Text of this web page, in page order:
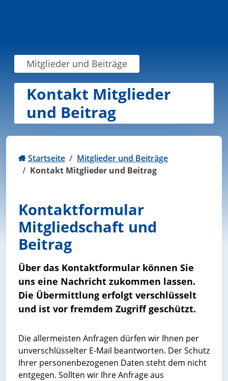
Mitglieder und Beiträge
Kontakt Mitglieder
und Beitrag
Startseite
Mitglieder und Beiträge
Kontakt Mitglieder und Beitrag
Kontaktformular
Mitgliedschaft und
Beitrag
Über das Kontaktformular können Sie
uns eine Nachricht zukommen lassen.
Die Übermittlung erfolgt verschlüsselt
und ist vor fremdem Zugriff geschützt.
Die allermeisten Anfragen dürfen wir Ihnen per
unverschlüsselter E-Mail beantworten. Der Schutz
Ihrer personenbezogenen Daten steht dem nicht
entgegen. Sollten wir Ihre Anfrage aus